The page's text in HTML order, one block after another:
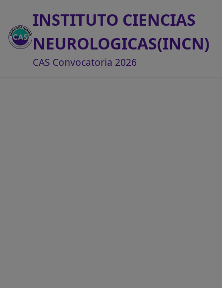
INSTITUTO CIENCIAS
NEUROLOGICAS(INCN)
CAS Convocatoria 2026